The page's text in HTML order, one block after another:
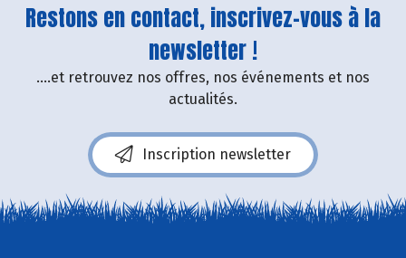
Restons en contact, inscrivez-vous à la
newsletter !
....et retrouvez nos offres, nos événements et nos
actualités.
Inscription newsletter